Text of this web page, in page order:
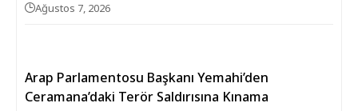
Ağustos 7, 2026
Arap Parlamentosu Başkanı Yemahi’den
Ceramana’daki Terör Saldırısına Kınama